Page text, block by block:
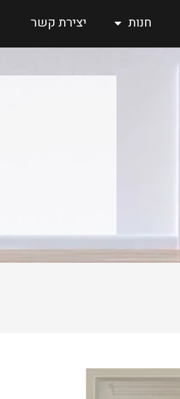
חנות יצירת קשר